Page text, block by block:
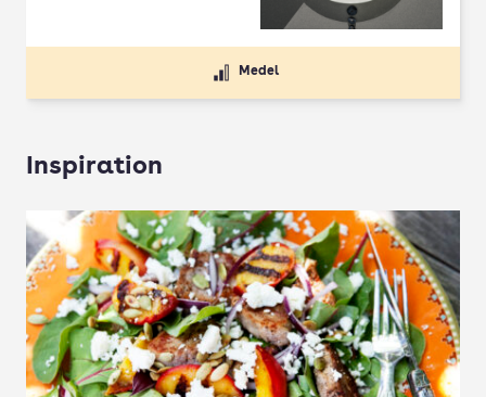
Medel
Inspiration